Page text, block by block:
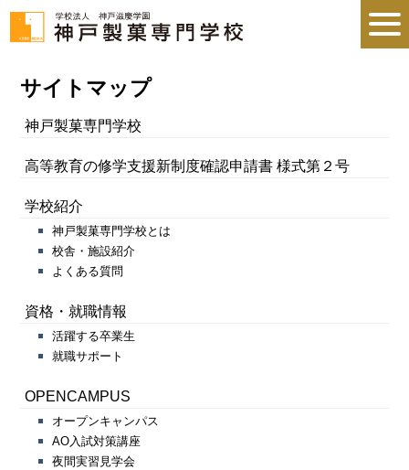
サイトマップ
神戸製菓専門学校
高等教育の修学支援新制度確認申請書 様式第２号
学校紹介
神戸製菓専門学校とは
校舎・施設紹介
よくある質問
資格・就職情報
活躍する卒業生
就職サポート
OPENCAMPUS
オープンキャンパス
AO入試対策講座
夜間実習見学会